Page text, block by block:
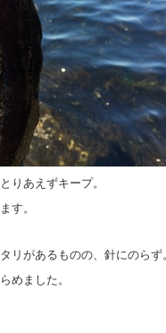
りあえずキープ。
す。
リがあるものの、針にのらず
めました。